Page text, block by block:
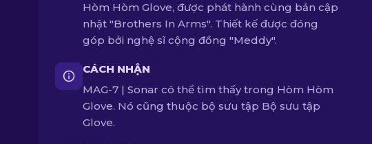
Hòm Hòm Glove, được phát hành cùng bản cập
nhật "Brothers In Arms". Thiết kế được đóng
góp bởi nghệ sĩ cộng đồng "Meddy".
CÁCH NHẬN
MAG-7 | Sonar có thể tìm thấy trong Hòm Hòm
Glove. Nó cũng thuộc bộ sưu tập Bộ sưu tập
Glove.